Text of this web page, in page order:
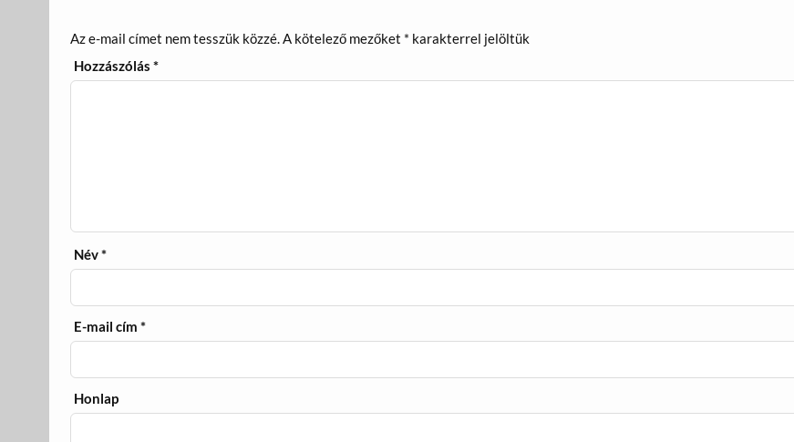
Az e-mail címet nem tesszük közzé.A kötelező mezőket * karakterrel jelöltük
Hozzászólás*
Név*
E-mail cím*
Honlap